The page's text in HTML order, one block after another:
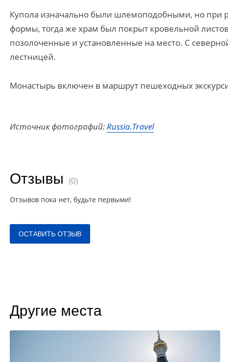
Купола изначально были шлемоподобными, но при
формы, тогда же храм был покрыт кровельной
позолоченные и установленные на место. С
лестницей.
Монастырь включен в маршрут пешеходных
Источник фотографий:Russia.Travel
Отзывы (0)
Отзывов пока нет, будьте первыми!
ОСТАВИТЬ ОТЗЫВ
Другие места